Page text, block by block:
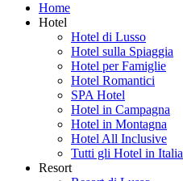
Home
Hotel
Hotel di Lusso
Hotel sulla Spiaggia
Hotel per Famiglie
Hotel Romantici
SPA Hotel
Hotel in Campagna
Hotel in Montagna
Hotel All Inclusive
Tutti gli Hotel in Italia
Resort